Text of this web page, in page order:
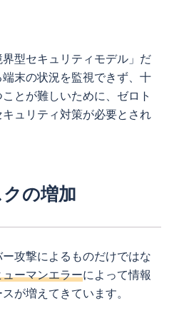
型セキュリティモデル」だ
末の状況を監視できず、十
とが難しいために、ゼロト
ュリティ対策が必要とされ
の増加
攻撃によるものだけではな
ーマンエラーによって情報
が増えてきています。